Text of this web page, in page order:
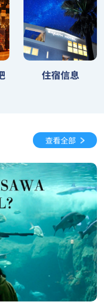
住宿信息
查看全部